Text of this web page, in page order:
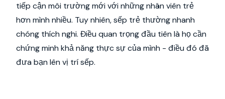
tiếp cận môi trường mới với những nhân viên trẻ
hơn mình nhiều. Tuy nhiên, sếp trẻ thường nhanh
chóng thích nghi. Điều quan trọng đầu tiên là họ cần
chứng minh khả năng thực sự của mình - điều đó đã
đưa bạn lên vị trí sếp.